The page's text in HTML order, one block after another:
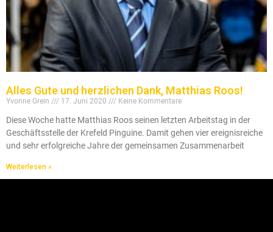
Alles Gute und herzlichen Dank, Matthias Roos!
Yvonne Grein 17. Juni 2020 Keine Kommentare
Diese Woche hatte Matthias Roos seinen letzten Arbeitstag in der
Geschäftsstelle der Krefeld Pinguine. Damit gehen vier ereignisreiche
und sehr erfolgreiche Jahre der gemeinsamen Zusammenarbeit
Weiterlesen »